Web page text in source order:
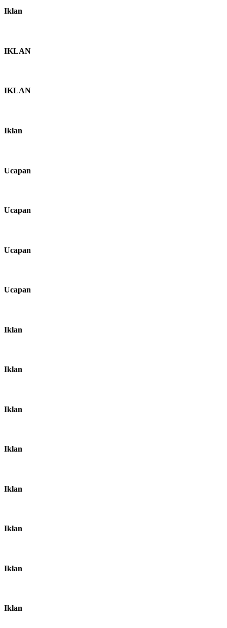
Iklan
IKLAN
IKLAN
Iklan
Ucapan
Ucapan
Ucapan
Ucapan
Iklan
Iklan
Iklan
Iklan
Iklan
Iklan
Iklan
Iklan